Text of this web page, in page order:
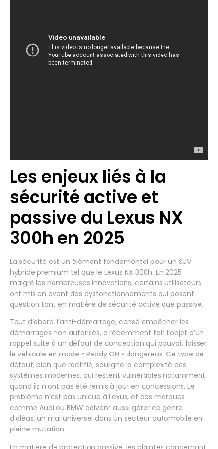
Les enjeux liés à la
sécurité active et
passive du Lexus NX
300h en 2025
La sécurité est un élément fondamental pour un SUV
hybride premium tel que le Lexus NX 300h. En 2025,
malgré les nombreuses innovations, certains utilisateurs
ont mis en avant des dysfonctionnements qui posent
question tant en matière de sécurité active que passive.
Tout d’abord, l’anti-démarrage, censé empêcher les
démarrages non autorisés, a récemment fait l’objet d’un
rappel suite à un défaut de conception qui pouvait laisser
le véhicule en mode « Ready ON » dangereux. Ce type de
défaut, bien que rectifié, souligne la complexité des
systèmes modernes, qui restent vulnérables notamment
quand ils n’ont pas été remis à jour en concessions. Le
problème n’est pas unique à Lexus, et des marques
comme Audi ou BMW doivent aussi gérer ce genre
d’aléas, un mal universel dans un secteur automobile en
pleine mutation.
En matière de protection passive, les plaintes concernant